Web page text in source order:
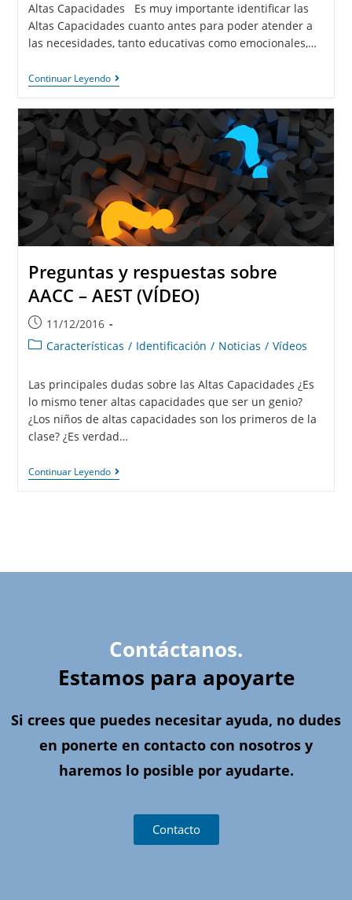
Altas Capacidades Es muy importante identificar las
Altas Capacidades cuanto antes para poder atender a
las necesidades, tanto educativas como emocionales,…
Continuar Leyendo
Preguntas y respuestas sobre
AACC – AEST (VÍDEO)
11/12/2016
Características / Identificación / Noticias / Vídeos
Las principales dudas sobre las Altas Capacidades ¿Es
lo mismo tener altas capacidades que ser un genio?
¿Los niños de altas capacidades son los primeros de la
clase? ¿Es verdad…
Continuar Leyendo
Contáctanos.
Estamos para apoyarte
Si crees que puedes necesitar ayuda, no dudes
en ponerte en contacto con nosotros y
haremos lo posible por ayudarte.
Contacto